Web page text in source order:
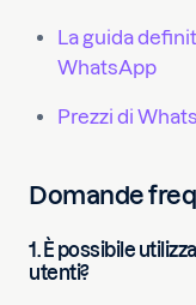
La guida
WhatsApp
Prezzi di
Domande
1. È possibile
utenti?